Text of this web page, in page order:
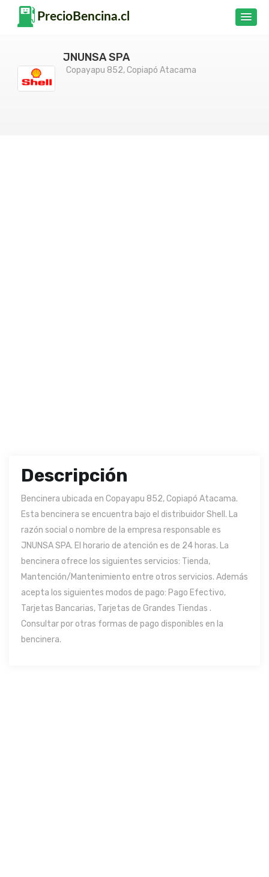
JNUNSA SPA
Copayapu 852, Copiapó Atacama
Descripción
Bencinera ubicada en Copayapu 852, Copiapó Atacama.
Esta bencinera se encuentra bajo el distribuidor Shell. La
razón social o nombre de la empresa responsable es
JNUNSA SPA. El horario de atención es de 24 horas. La
bencinera ofrece los siguientes servicios: Tienda,
Mantención/Mantenimiento entre otros servicios. Además
acepta los siguientes modos de pago: Pago Efectivo,
Tarjetas Bancarias, Tarjetas de Grandes Tiendas .
Consultar por otras formas de pago disponibles en la
bencinera.